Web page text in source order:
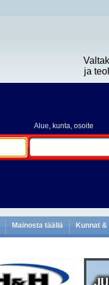
ja
Alue, kunta, osoite
Mainosta täällä Kunnat